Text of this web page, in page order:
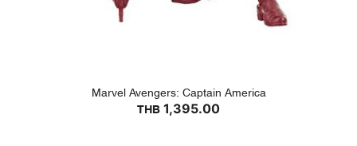
Marvel Avengers: Captain America
THB 1,395.00